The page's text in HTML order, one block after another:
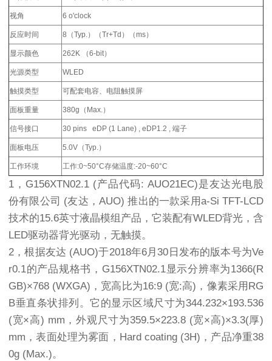
视角 6 o'clock
反应时间 8（Typ.）（Tr+Td）（ms）
显示颜色 262K （6-bit）
光源类型 WLED
触摸类型 可配套电容、电阻触摸屏
面板重量 380g（Max.）
信号接口 30 pins eDP (1 Lane) , eDP1.2 , 端子
面板电压 5.0V（Typ.）
工作环境 工作:0~50°C存储温度:-20~60°C
1，G156XTN02.1 (产品代码: AUO21EC)是友达光电股
份有限公司 (友达，AUO) 推出的一款采用a-Si TFT-LCD
技术的15.6英寸液晶模组产品，它装配有WLED背光，含
LED驱动器背光驱动，无触摸。
2，根据友达 (AUO)于2018年6月30日发布的版本号为Ve
r0.1的产品规格书，G156XTN02.1显示分辨率为1366(R
GB)×768 (WXGA)，宽高比为16:9 (宽:高)，像素采用RG
B垂直条状排列。它的显示区域尺寸为344.232×193.536
(宽×高) mm，外观尺寸为359.5×223.8 (宽×高)×3.3(厚)
mm，表面处理为雾面，Hard coating (3H)，产品净重38
0g (Max.)。